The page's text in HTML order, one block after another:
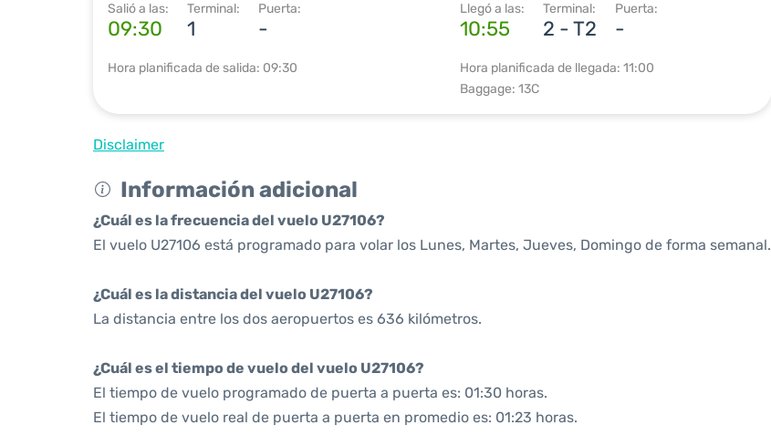
Salió a las:
09:30
Terminal:
1
Puerta:
-
Hora planificada de salida: 09:30
Llegó a las:
10:55
Terminal:
2 - T2
Puerta:
-
Hora planificada de llegada: 11:00
Baggage: 13C
Disclaimer
Información adicional
¿Cuál es la frecuencia del vuelo U27106?
El vuelo U27106 está programado para volar los Lunes, Martes, Jueves, Domingo de forma semanal.
¿Cuál es la distancia del vuelo U27106?
La distancia entre los dos aeropuertos es 636 kilómetros.
¿Cuál es el tiempo de vuelo del vuelo U27106?
El tiempo de vuelo programado de puerta a puerta es: 01:30 horas.
El tiempo de vuelo real de puerta a puerta en promedio es: 01:23 horas.